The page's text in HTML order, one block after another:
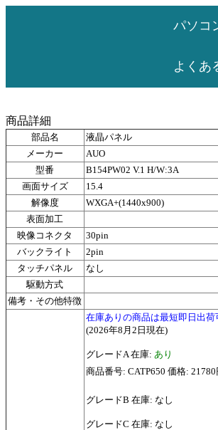
パソコ
よくあ
商品詳細
部品名
液晶パネル
メーカー
AUO
型番
B154PW02 V.1 H/W:3A
画面サイズ
15.4
解像度
WXGA+(1440x900)
表面加工
映像コネクタ
30pin
バックライト
2pin
タッチパネル
なし
駆動方式
備考・その他特徴
在庫ありの商品は最短即日出荷
(2026年8月2日現在)
グレードA 在庫: あり
商品番号: CATP650 価格: 21780
グレードB 在庫: なし
グレードC 在庫: なし